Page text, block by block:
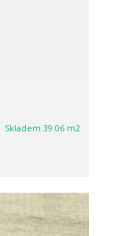
Skladem 39.06 m2